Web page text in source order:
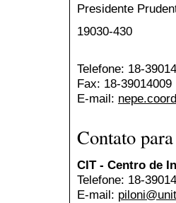
Presidente
19030-430
Telefone: 18-
Fax: 18-39014009
E-mail:
Contato
CIT - Centro de
Telefone: 18-
E-mail: